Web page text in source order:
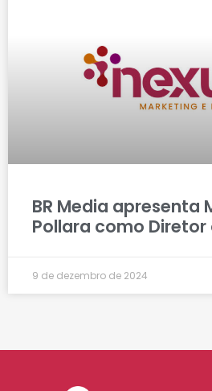
BR Media apresenta
Pollara como Diretor
9 de dezembro de 2024